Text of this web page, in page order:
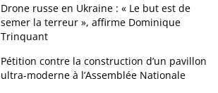
Drone russe en Ukraine : « Le but est de
semer la terreur », affirme Dominique
Trinquant
Pétition contre la construction d’un pavillon
ultra-moderne à l’Assemblée Nationale